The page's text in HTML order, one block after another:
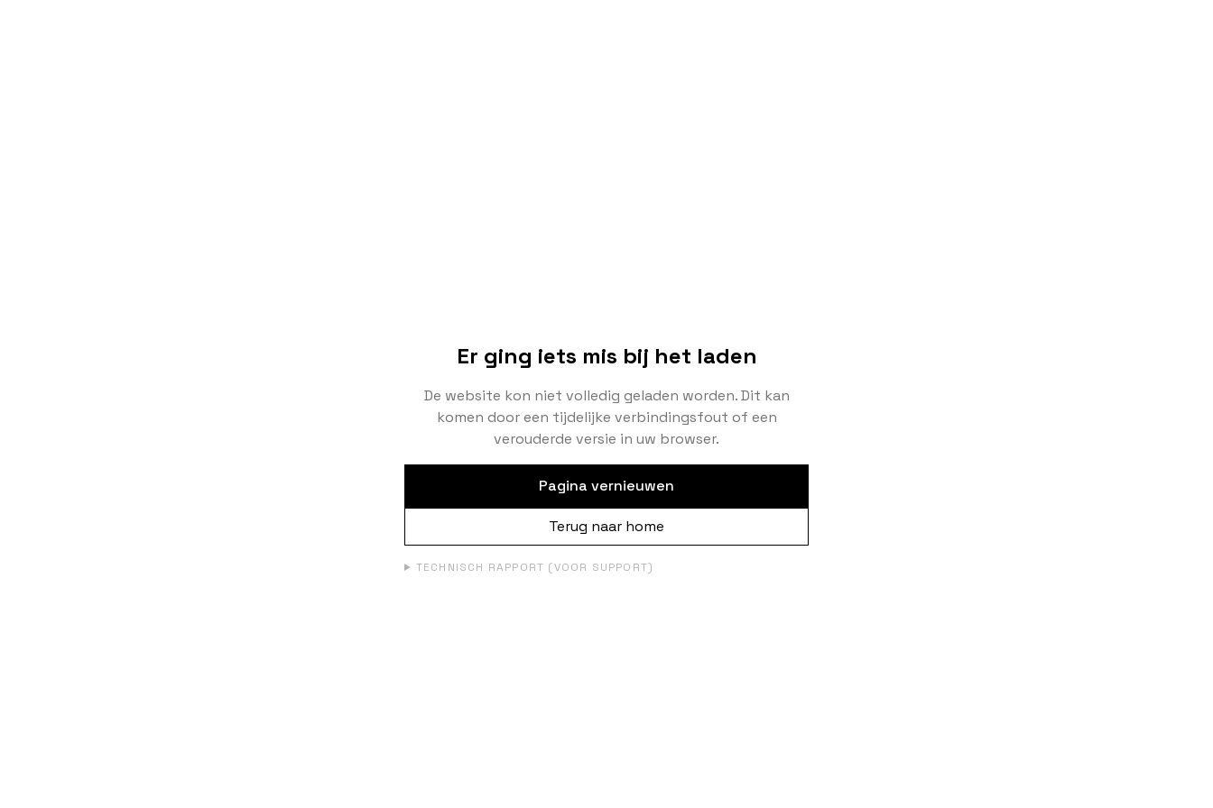
Er ging iets mis bij het laden
De website kon niet volledig geladen worden. Dit kan
komen door een tijdelijke verbindingsfout of een
verouderde versie in uw browser.
Pagina vernieuwen
Terug naar home
TECHNISCH RAPPORT (VOOR SUPPORT)